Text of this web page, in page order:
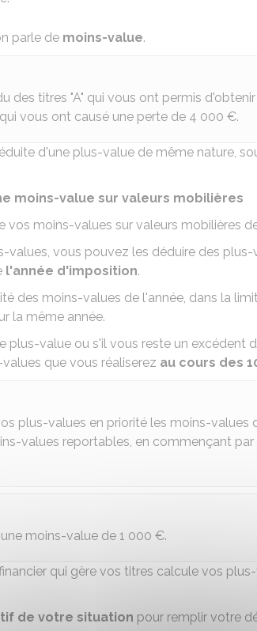
parle de moins-value.
des titres "A" qui vous ont permis
vous ont causé une perte de 4 000 €.
d'une plus-value de même nature,
moins-value sur valeurs mobilières
vos moins-values sur valeurs mobilières
values, vous pouvez les déduire des
l'année d'imposition.
des moins-values de l'année, dans la
la même année.
plus-value ou s'il vous reste un excédent
que vous réaliserez au cours des
plus-values en priorité les moins-values
values reportables, en commençant par
moins-value de 1 000 €.
qui gère vos titres calcule vos
de votre situation pour remplir votre